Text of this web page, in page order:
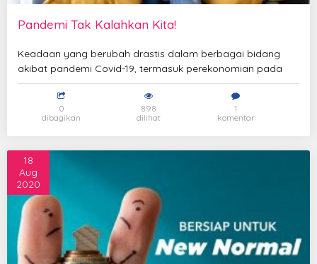
Pandemi Tak Kalahkan Kita!
Keadaan yang berubah drastis dalam berbagai bidang
akibat pandemi Covid-19, termasuk perekonomian pada
0
dibagikan
898
dilihat
1
komentar
18
Aug
2020